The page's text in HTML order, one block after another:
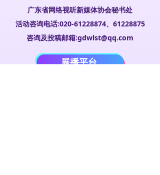
广东省网络视听新媒体协会秘书处
活动咨询电话:020-61228874、61228875
咨询及投稿邮箱:gdwlst@qq.com
展播平台